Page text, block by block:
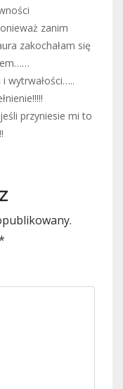
zanim
zakochałam się
wytrwałości…..
przyniesie mi to